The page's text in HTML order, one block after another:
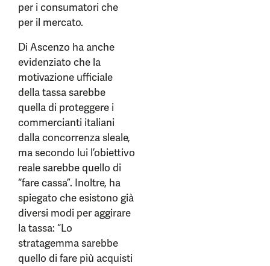
per i consumatori che
per il mercato.
Di Ascenzo ha anche
evidenziato che la
motivazione ufficiale
della tassa sarebbe
quella di proteggere i
commercianti italiani
dalla concorrenza sleale,
ma secondo lui l’obiettivo
reale sarebbe quello di
“fare cassa”. Inoltre, ha
spiegato che esistono già
diversi modi per aggirare
la tassa: “Lo
stratagemma sarebbe
quello di fare più acquisti